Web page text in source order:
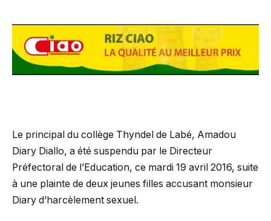
Le principal du collège Thyndel de Labé, Amadou
Diary Diallo, a été suspendu par le Directeur
Préfectoral de l’Education, ce mardi 19 avril 2016, suite
à une plainte de deux jeunes filles accusant monsieur
Diary d’harcèlement sexuel.